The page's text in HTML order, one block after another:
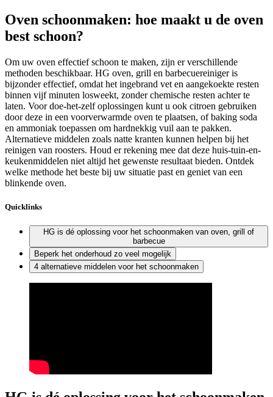
Oven schoonmaken: hoe maakt u de oven
best schoon?
Om uw oven effectief schoon te maken, zijn er verschillende
methoden beschikbaar. HG oven, grill en barbecuereiniger is
bijzonder effectief, omdat het ingebrand vet en aangekoekte resten
binnen vijf minuten losweekt, zonder chemische resten achter te
laten. Voor doe-het-zelf oplossingen kunt u ook citroen gebruiken
door deze in een voorverwarmde oven te plaatsen, of baking soda
en ammoniak toepassen om hardnekkig vuil aan te pakken.
Alternatieve middelen zoals natte kranten kunnen helpen bij het
reinigen van roosters. Houd er rekening mee dat deze huis-tuin-en-
keukenmiddelen niet altijd het gewenste resultaat bieden. Ontdek
welke methode het beste bij uw situatie past en geniet van een
blinkende oven.
Quicklinks
HG is dé oplossing voor het schoonmaken van oven, grill of
barbecue
Beperk het onderhoud zo veel mogelijk
4 alternatieve middelen voor het schoonmaken